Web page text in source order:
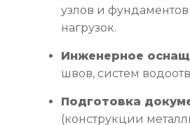
узлов и
нагрузок.
Инженерное
швов, систем
Подготовка
(конструкции